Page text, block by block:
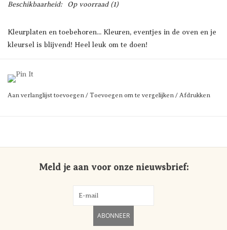
Beschikbaarheid:
Op voorraad(1)
Kleurplaten en toebehoren... Kleuren, eventjes in de oven en je
kleursel is blijvend! Heel leuk om te doen!
Aan verlanglijst toevoegen / Toevoegen om te vergelijken / Afdrukken
Meld je aan voor onze nieuwsbrief:
ABONNEER